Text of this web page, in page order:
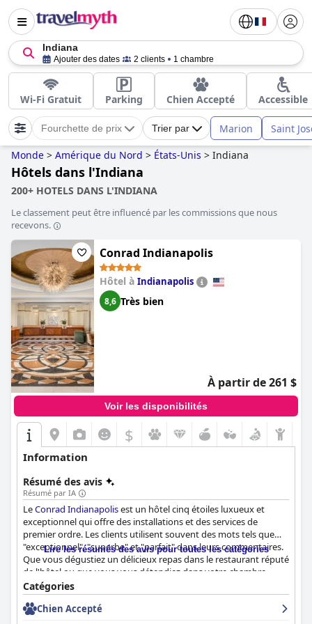
Indiana
Ajouter des dates 2 clients 1 chambre
Wi-Fi Gratuit Parking Chien Accepté Accessible
Fourchette de prix Trier par Marion Saint
Monde > Amérique du Nord > États-Unis > Indiana
Hôtels dans l'Indiana
200+ HOTELS DANS L'INDIANA
Le classement peut être influencé par les commissions que nous
recevons.
Conrad Indianapolis
Hôtel à Indianapolis
8,6 Très bien
À partir de 261 $
Voir les disponibilités
$
Information
Résumé des avis
Résumé par IA
LeConrad Indianapolisest un hôtel cinq étoiles luxueux et
exceptionnel qui offre des installations et des services de
premier ordre. Les clients utilisent souvent des mots tels que
"exceptionnel", "superbe" et "parfait" dans leurs commentaires.
Que vous dégustiez un délicieux repas dans le restaurant réputé
de l'hôtel ou que vous vous détendiez dans votre chambre
spacieuse et magnifiquement aménagée, vous vous sentirez
comme un roi. De plus, le personnel s'efforce de vous faire vivre
une expérience exceptionnelle, en veillant à ce que les clients
Lire les résumés des avis pour toutes les catégories
Catégories
Chien Accepté